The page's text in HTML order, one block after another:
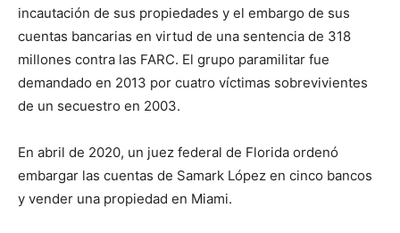
incautación de sus propiedades y el embargo de sus
cuentas bancarias en virtud de una sentencia de 318
millones contra las FARC. El grupo paramilitar fue
demandado en 2013 por cuatro víctimas sobrevivientes
de un secuestro en 2003.
En abril de 2020, un juez federal de Florida ordenó
embargar las cuentas de Samark López en cinco bancos
y vender una propiedad en Miami.